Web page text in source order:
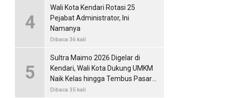
4
Wali Kota Kendari Rotasi 25
Pejabat Administrator, Ini
Namanya
Dibaca 36 kali
5
Sultra Maimo 2026 Digelar di
Kendari, Wali Kota Dukung UMKM
Naik Kelas hingga Tembus Pasar
Internasional
Dibaca 35 kali